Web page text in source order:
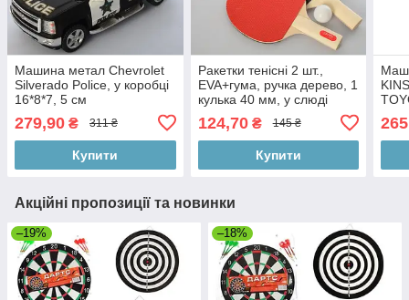
Машина метал Chevrolet
Silverado Police, у коробці
16*8*7, 5 см
279,90 ₴ 311 ₴
Купити
Ракетки тенісні 2 шт.,
EVA+гума, ручка дерево, 1
кулька 40 мм, у слюді
124,70₴ 145 ₴
Купити
Акційні пропозиції та новинки
–19% –18%